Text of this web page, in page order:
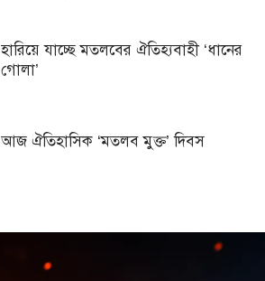
হারিয়ে যাচ্ছে মতলবের ঐতিহ্যবাহী ‘ধানের
গোলা’
আজ ঐতিহাসিক ‘মতলব মুক্ত’ দিবস